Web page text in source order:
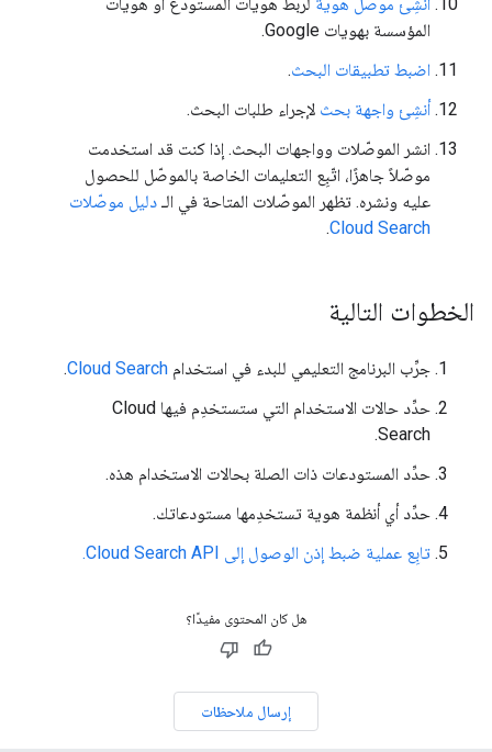
المؤسسة بهويات Google.
اضبط تطبيقات البحث.
أنشِئ واجهة بحث لإجراء طلبات البحث.
انشر الموصّلات وواجهات البحث. إذا كنت قد استخدمت
موصّلاً جاهزًا، اتّبِع التعليمات الخاصة بالموصّل للحصول
عليه ونشره. تظهر الموصّلات المتاحة في الـ دليل موصّلات
Cloud Search
.
الخطوات التالية
جرِّب البرنامج التعليمي للبدء في استخدام Cloud Search
.
حدِّد حالات الاستخدام التي ستستخدِم فيها Cloud
Search.
حدِّد المستودعات ذات الصلة بحالات الاستخدام هذه.
حدِّد أي أنظمة هوية تستخدِمها مستودعاتك.
تابِع عملية ضبط إذن الوصول إلى Cloud Search API.
هل كان المحتوى مفيدًا؟
إرسال ملاحظات